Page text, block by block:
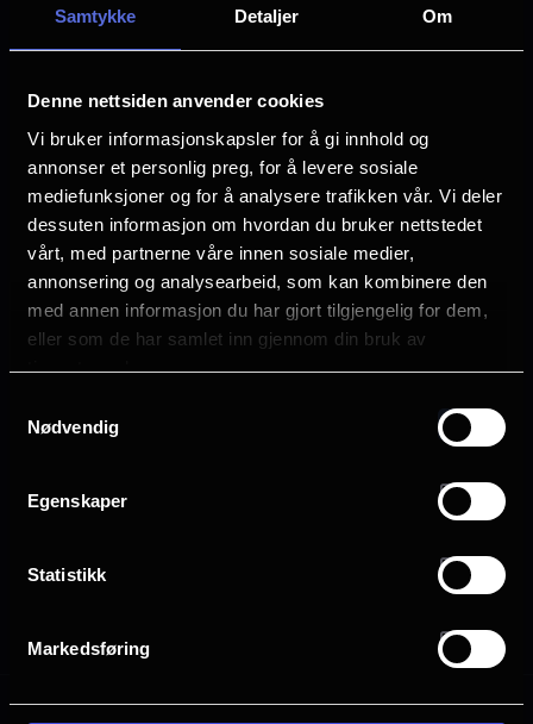
Samtykke Detaljer Om
Denne nettsiden anvender cookies
Vi bruker informasjonskapsler for å gi innhold og
annonser et personlig preg, for å levere sosiale
mediefunksjoner og for å analysere trafikken vår. Vi deler
dessuten informasjon om hvordan du bruker nettstedet
vårt, med partnerne våre innen sosiale medier,
annonsering og analysearbeid, som kan kombinere den
med annen informasjon du har gjort tilgjengelig for dem,
eller som de har samlet inn gjennom din bruk av
tjenestene deres.
Nødvendig
Egenskaper
Statistikk
Markedsføring
Meryl Streep
Lucy Liu
Simone Ashley
Helen J. Shen
Pauline Chalamet
Tibor Feldman
Conrad Ricamora
Caleb Hearon
B.J. Novak
Patrick Brammall
Distributør
Planlegg ditt besøk i Halden